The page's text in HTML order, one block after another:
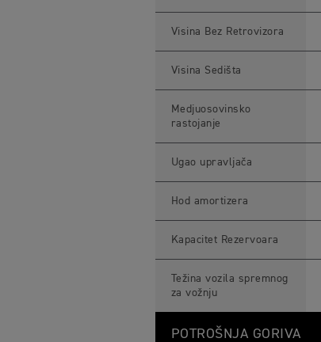
Visina Bez Retrovizora
Visina Sedišta
Medjuosovinsko
rastojanje
Ugao upravljača
Hod amortizera
Kapacitet Rezervoara
Težina vozila spremnog
za vožnju
POTROŠNJA GORIVA